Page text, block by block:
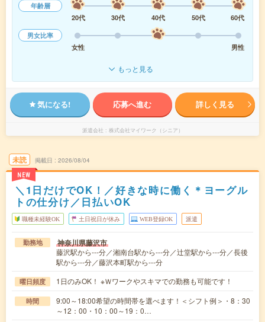
年齢層
20代
30代 40代 50代
60代
男女比率
女性
男性
もっと見る
気になる! 応募へ進む 詳しく見る
派遣会社 株式会社マイワーク（シニア）
未読
NEW
掲載日 2026/08/04
＼1日だけでOK！／好きな時に働く＊ヨーグル
トの仕分け／日払いOK
職種未経験OK 土日祝日が休み WEB登録OK 派遣
勤務地 神奈川県藤沢市
藤沢駅から---分／湘南台駅から---分／辻堂駅から---分／長後
駅から---分／藤沢本町駅から---分
曜日頻度 1日のみOK！ ※Ｗワークやスキマでの勤務も可能です！
時間
9:00～18:00希望の時間帯を選べます！＜シフト例＞・8：30
～12：00・10：00～19：0…